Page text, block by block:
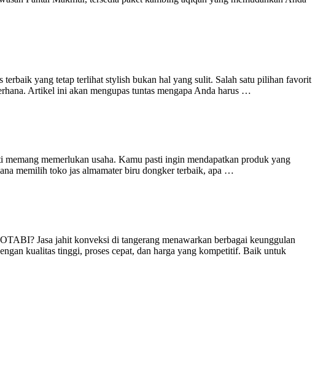
yang tetap terlihat stylish bukan hal yang sulit. Salah satu pilihan favorit
Artikel ini akan mengupas tuntas mengapa Anda harus …
memerlukan usaha. Kamu pasti ingin mendapatkan produk yang
memilih toko jas almamater biru dongker terbaik, apa …
Jasa jahit konveksi di tangerang menawarkan berbagai keunggulan
kualitas tinggi, proses cepat, dan harga yang kompetitif. Baik untuk